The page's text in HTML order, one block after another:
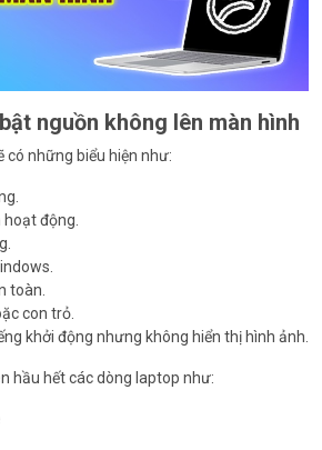
nguồn không lên màn hình
có những biểu hiện như:
động.
toàn.
con trỏ.
khởi động nhưng không hiển thị hình ảnh.
hầu hết các dòng laptop như: